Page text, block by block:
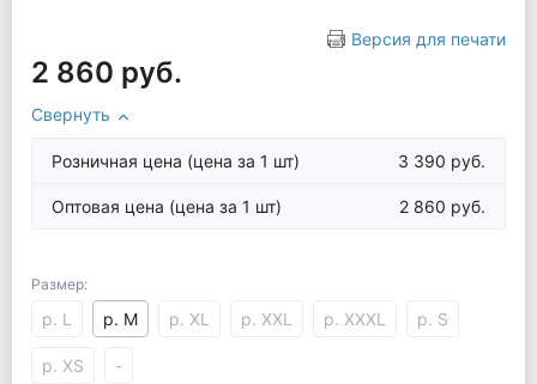
Версия для печати
2 860 руб.
Свернуть
Розничная цена (цена за 1 шт) 3 390 руб.
Оптовая цена (цена за 1 шт) 2 860 руб.
Размер:
р. L р. M р. XL р. XXL р. XXXL р. S
р. XS -